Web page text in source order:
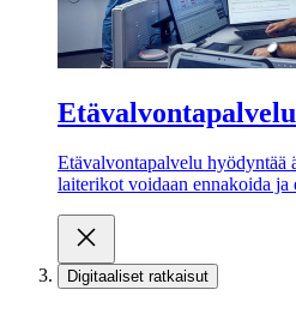
Etävalvontapalvelu
Etävalvontapalvelu hyödyntää
laiterikot voidaan ennakoida ja
Digitaaliset ratkaisut